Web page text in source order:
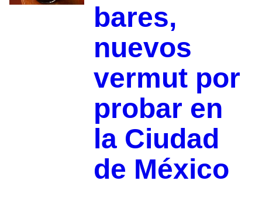
bares,
nuevos
vermut por
probar en
la Ciudad
de México